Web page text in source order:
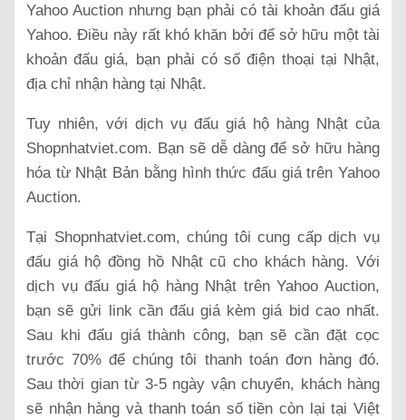
Yahoo Auction nhưng bạn phải có tài khoản đấu giá
Yahoo. Điều này rất khó khăn bởi để sở hữu một tài
khoản đấu giá, bạn phải có số điện thoại tại Nhật,
địa chỉ nhận hàng tại Nhật.
Tuy nhiên, với dịch vụ đấu giá hộ hàng Nhật của
Shopnhatviet.com. Bạn sẽ dễ dàng để sở hữu hàng
hóa từ Nhật Bản bằng hình thức đấu giá trên Yahoo
Auction.
Tại Shopnhatviet.com, chúng tôi cung cấp dịch vụ
đấu giá hộ đồng hồ Nhật cũ cho khách hàng. Với
dịch vụ đấu giá hộ hàng Nhật trên Yahoo Auction,
bạn sẽ gửi link cần đấu giá kèm giá bid cao nhất.
Sau khi đấu giá thành công, bạn sẽ cần đặt cọc
trước 70% để chúng tôi thanh toán đơn hàng đó.
Sau thời gian từ 3-5 ngày vận chuyển, khách hàng
sẽ nhận hàng và thanh toán số tiền còn lại tại Việt